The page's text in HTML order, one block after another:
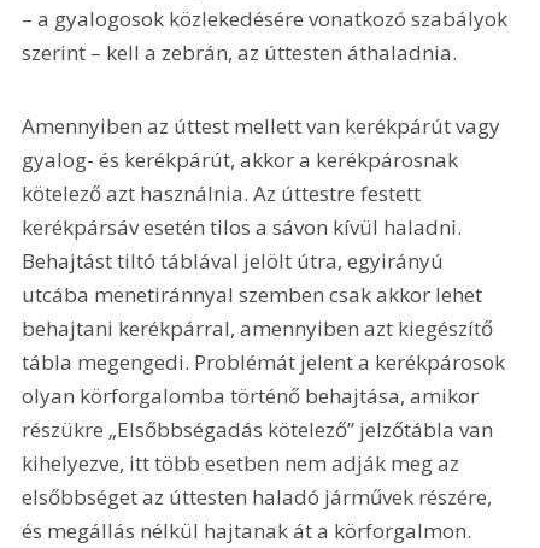
– a gyalogosok közlekedésére vonatkozó szabályok
szerint – kell a zebrán, az úttesten áthaladnia.
Amennyiben az úttest mellett van kerékpárút vagy
gyalog- és kerékpárút, akkor a kerékpárosnak
kötelező azt használnia. Az úttestre festett
kerékpársáv esetén tilos a sávon kívül haladni.
Behajtást tiltó táblával jelölt útra, egyirányú
utcába menetiránnyal szemben csak akkor lehet
behajtani kerékpárral, amennyiben azt kiegészítő
tábla megengedi. Problémát jelent a kerékpárosok
olyan körforgalomba történő behajtása, amikor
részükre „Elsőbbségadás kötelező” jelzőtábla van
kihelyezve, itt több esetben nem adják meg az
elsőbbséget az úttesten haladó járművek részére,
és megállás nélkül hajtanak át a körforgalmon.